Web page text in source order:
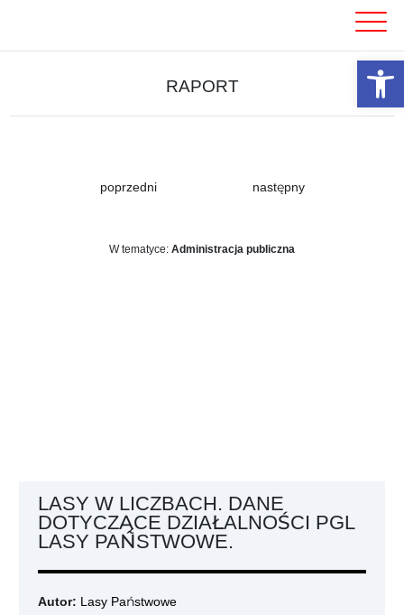
RAPORT
poprzedni następny
W tematyce: Administracja publiczna
LASY W LICZBACH. DANE
DOTYCZĄCE DZIAŁALNOŚCI PGL
LASY PAŃSTWOWE.
Autor: Lasy Państwowe